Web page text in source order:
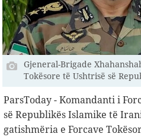
Gjeneral-Brigade
Tokësore të Ushtrisë së
ParsToday - Komandanti i
së Republikës Islamike të
gatishmëria e Forcave